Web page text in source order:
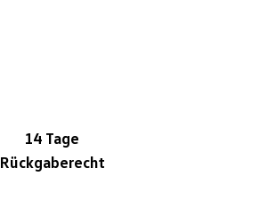
14 Tage
Rückgaberecht